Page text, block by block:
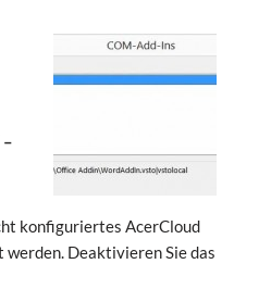
konfiguriertes AcerCloud
Deaktivieren Sie das